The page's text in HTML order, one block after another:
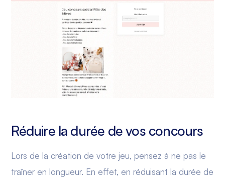
Réduire la durée de vos concours
Lors de la création de votre jeu, pensez à ne pas le
traîner en longueur. En effet, en réduisant la durée de